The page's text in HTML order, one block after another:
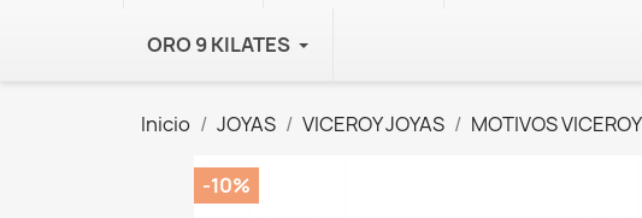
ORO 9 KILATES
Inicio JOYAS VICEROY JOYAS MOTIVOS VICEROY
-10%